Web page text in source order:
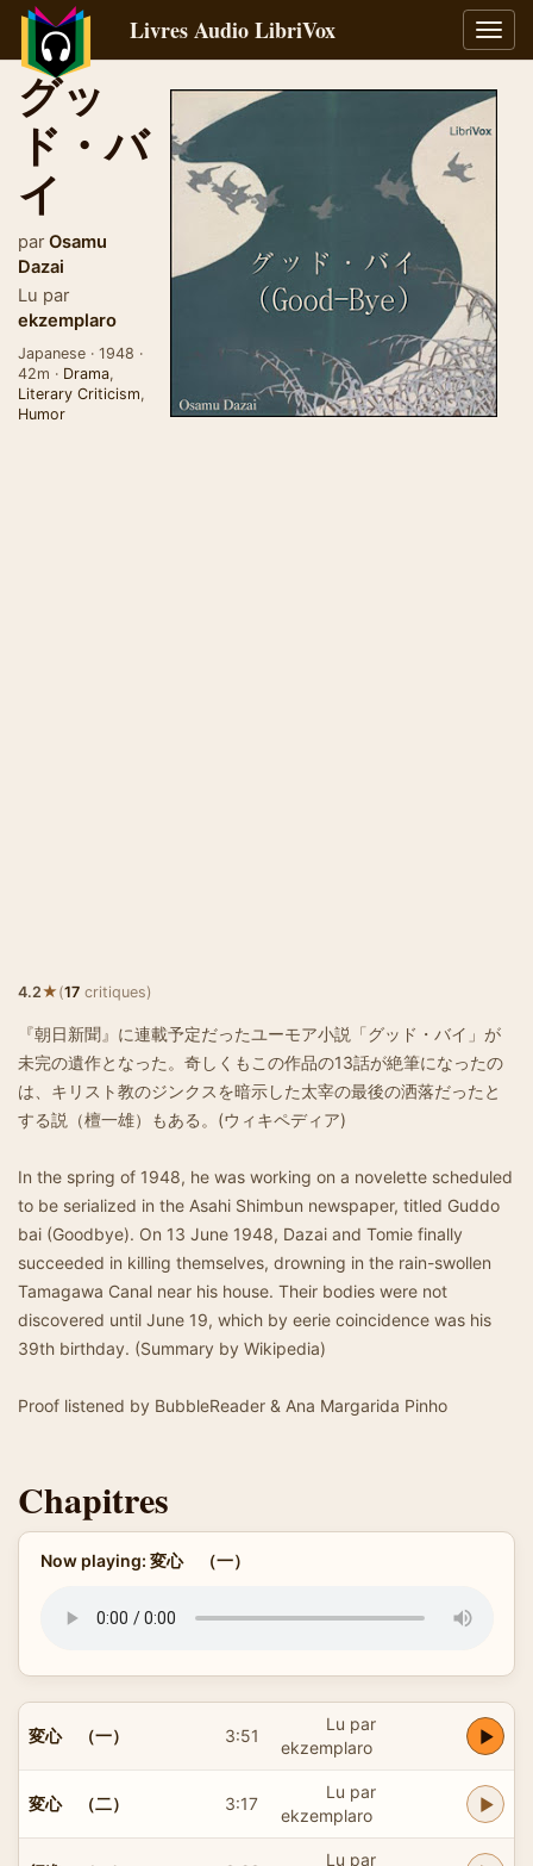
la
Livres Audio LibriVox
グッ
ド・バ
イ
par Osamu
Dazai
Lu par
ekzemplaro
Japanese · 1948 ·
42m · Drama,
Literary Criticism,
Humor
4.2★(17 critiques)
『朝日新聞』に連載予定だったユーモア小説「グッド・バイ」が
未完の遺作となった。奇しくもこの作品の13話が絶筆になったの
は、キリスト教のジンクスを暗示した太宰の最後の洒落だったと
する説（檀一雄）もある。(ウィキペディア)
In the spring of 1948, he was working on a novelette scheduled
to be serialized in the Asahi Shimbun newspaper, titled Guddo
bai (Goodbye). On 13 June 1948, Dazai and Tomie finally
succeeded in killing themselves, drowning in the rain-swollen
Tamagawa Canal near his house. Their bodies were not
discovered until June 19, which by eerie coincidence was his
39th birthday. (Summary by Wikipedia)
Proof listened by BubbleReader & Ana Margarida Pinho
Chapitres
Now playing: 変心 （一）
変心 （一） 3:51
Lu par
ekzemplaro
変心 （二） 3:17
Lu par
ekzemplaro
Lu par